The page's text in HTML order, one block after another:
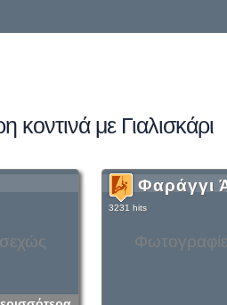
κοντινά με Γιαλισκάρι
Φαράγγι
3231 hits